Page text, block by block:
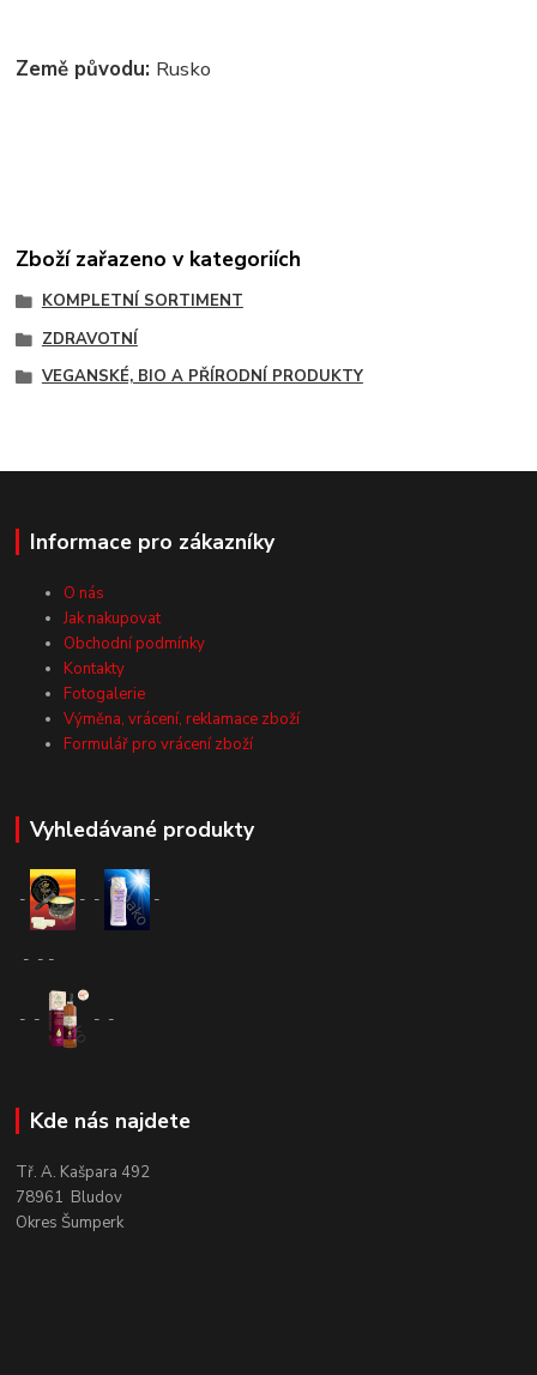
Země původu: Rusko
Zboží zařazeno v kategoriích
KOMPLETNÍ SORTIMENT
ZDRAVOTNÍ
VEGANSKÉ, BIO A PŘÍRODNÍ PRODUKTY
Informace pro zákazníky
O nás
Jak nakupovat
Obchodní podmínky
Kontakty
Fotogalerie
Výměna, vrácení, reklamace zboží
Formulář pro vrácení zboží
Vyhledávané produkty
- - - -
- - -
- - - -
Kde nás najdete
Tř. A. Kašpara 492
78961 Bludov
Okres Šumperk